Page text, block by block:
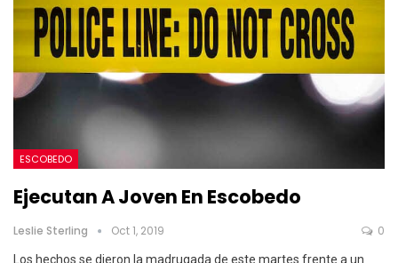
ESCOBEDO
Ejecutan A Joven En Escobedo
Leslie Sterling Oct 1, 2019 0
Los hechos se dieron la madrugada de este martes frente a un